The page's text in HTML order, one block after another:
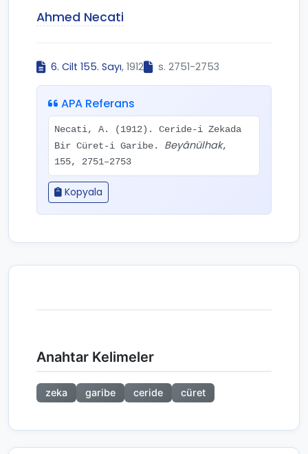
Ahmed Necati
6. Cilt 155. Sayı, 1912 s. 2751-2753
APA Referans
Necati, A. (1912). Ceride-i Zekada
Bir Cüret-i Garibe. Beyânülhak,
155, 2751–2753
Kopyala
Anahtar Kelimeler
zeka garibe ceride cüret